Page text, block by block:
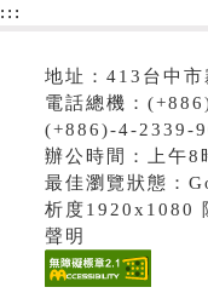
:::
地址：413台中
電話總機：
(+886)-4-2339-
辦公時間：上午8
最佳瀏覽狀態：
析度1920x1080
聲明